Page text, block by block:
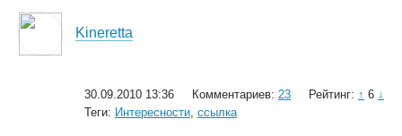
Kineretta
30.09.2010 13:36 Комментариев: 23 Рейтинг: ↑ 6 ↓
Теги: Интересности, ссылка